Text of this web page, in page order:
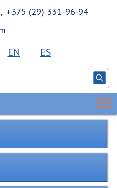
, +375 (29) 331-96-94
EN ES